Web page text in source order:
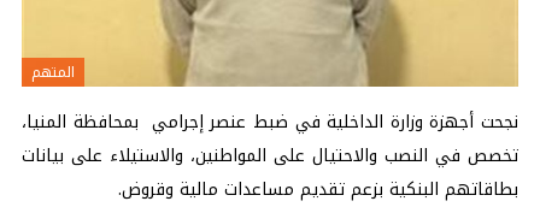
المتهم
نجحت أجهزة وزارة الداخلية في ضبط عنصر إجرامي بمحافظة المنيا،
تخصص في النصب والاحتيال على المواطنين، والاستيلاء على بيانات
بطاقاتهم البنكية بزعم تقديم مساعدات مالية وقروض.